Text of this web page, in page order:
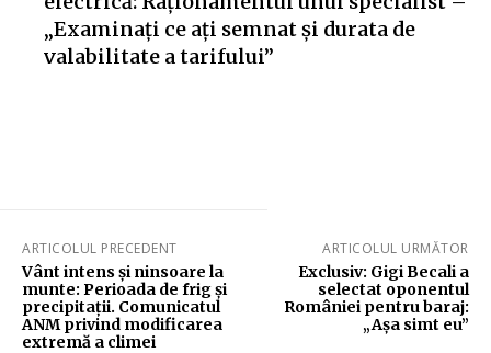
„Examinați ce ați semnat și durata de
valabilitate a tarifului”
ARTICOLUL PRECEDENT
Vânt intens și ninsoare la
munte: Perioada de frig și
precipitații. Comunicatul
ANM privind modificarea
extremă a climei
ARTICOLUL URMĂTOR
Exclusiv: Gigi Becali a
selectat oponentul
României pentru baraj:
„Așa simt eu”